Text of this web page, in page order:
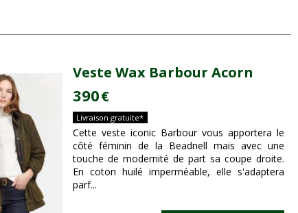
Veste Wax Barbour Acorn
390€
Livraison gratuite*
Cette veste iconic Barbour vous apportera le
côté féminin de la Beadnell mais avec une
touche de modernité de part sa coupe droite.
En coton huilé imperméable, elle s'adaptera
parf...